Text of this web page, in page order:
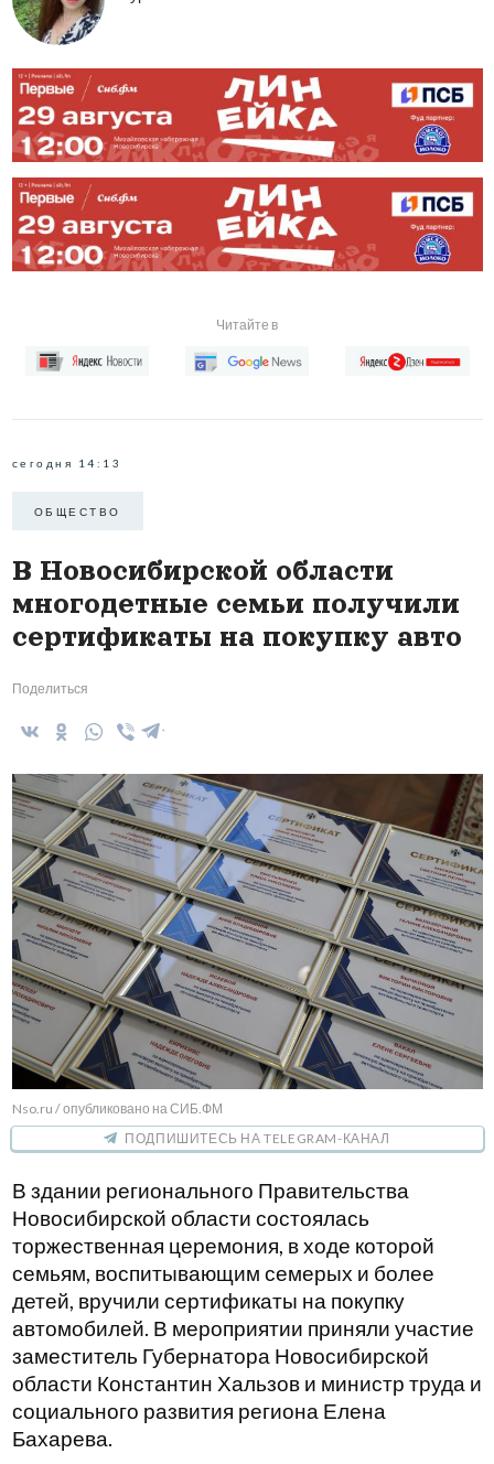
Читайте в
сегодня 14:13
ОБЩЕСТВО
В Новосибирской области
многодетные семьи получили
сертификаты на покупку авто
Поделиться
Nso.ru / опубликовано на СИБ.ФМ
ПОДПИШИТЕСЬ НА TELEGRAM-КАНАЛ
В здании регионального Правительства
Новосибирской области состоялась
торжественная церемония, в ходе которой
семьям, воспитывающим семерых и более
детей, вручили сертификаты на покупку
автомобилей. В мероприятии приняли участие
заместитель Губернатора Новосибирской
области Константин Хальзов и министр труда и
социального развития региона Елена
Бахарева.